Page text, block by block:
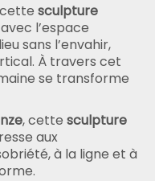
sculpture
l’espace
sans l’envahir,
À travers cet
se transforme
, cette sculpture
aux
à la ligne et à